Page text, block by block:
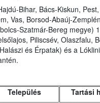
Bihar, Bács-Kiskun,
Vas, Borsod-Abaúj-
Szatmár-Bereg megye)
Piliscsév, Olaszfalu,
és Érpatak) és a
Település
Tartási